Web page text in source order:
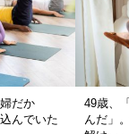
だか
んでいた
49歳、
んだ」